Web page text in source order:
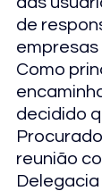
de
Como
decidido
reunião